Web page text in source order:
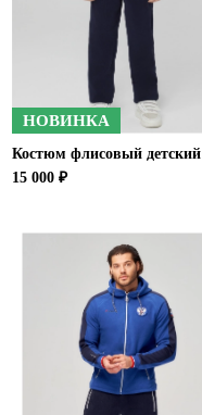
НОВИНКА
Костюм флисовый детский
15 000 ₽